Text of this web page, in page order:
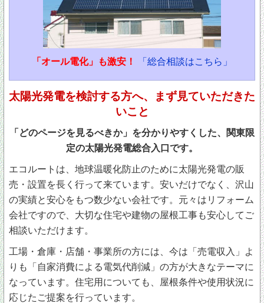
「オール電化」も激安！ 「総合相談はこちら」
太陽光発電を検討する方へ、まず見ていただきた
いこと
「どのページを見るべきか」を分かりやすくした、関東限
定の太陽光発電総合入口です。
エコルートは、地球温暖化防止のために太陽光発電の販
売・設置を長く行って来ています。安いだけでなく、沢山
の実績と安心をもつ数少ない会社です。元々はリフォーム
会社ですので、大切な住宅や建物の屋根工事も安心してご
相談いただけます。
工場・倉庫・店舗・事業所の方には、今は「売電収入」よ
りも「自家消費による電気代削減」の方が大きなテーマに
なっています。住宅用についても、屋根条件や使用状況に
応じたご提案を行っています。